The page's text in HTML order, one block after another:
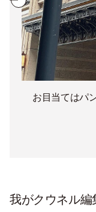
お目当てはパ
我がクウネル編